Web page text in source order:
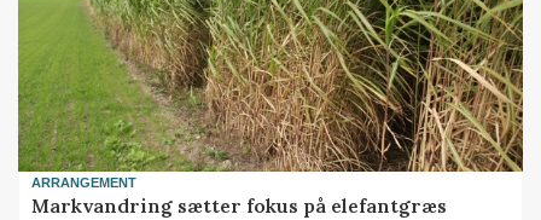
ARRANGEMENT
Markvandring sætter fokus på elefantgræs